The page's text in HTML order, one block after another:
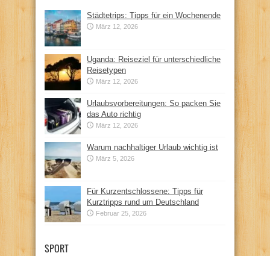
Städtetrips: Tipps für ein Wochenende
März 12, 2026
Uganda: Reiseziel für unterschiedliche
Reisetypen
März 12, 2026
Urlaubsvorbereitungen: So packen Sie
das Auto richtig
März 12, 2026
Warum nachhaltiger Urlaub wichtig ist
März 5, 2026
Für Kurzentschlossene: Tipps für
Kurztripps rund um Deutschland
Februar 25, 2026
SPORT